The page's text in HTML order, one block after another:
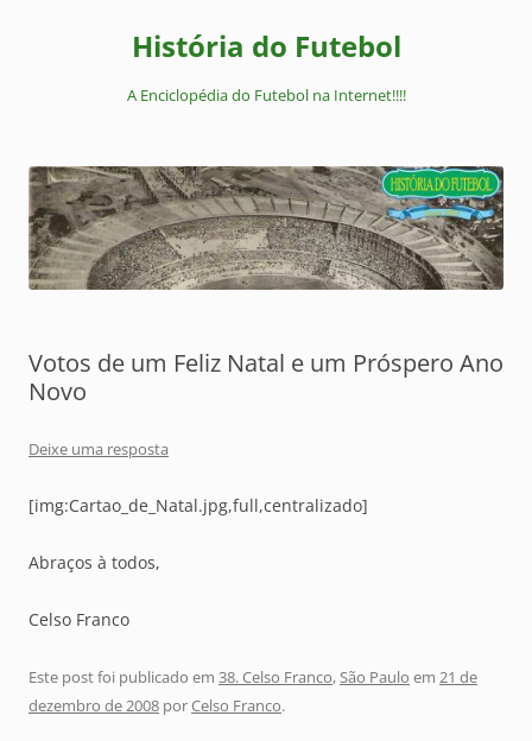
História do Futebol
A Enciclopédia do Futebol na Internet!!!!
Votos de um Feliz Natal e um Próspero Ano
Novo
Deixe uma resposta
[img:Cartao_de_Natal.jpg,full,centralizado]
Abraços à todos,
Celso Franco
Este post foi publicado em 38. Celso Franco,São Paulo em 21 de
dezembro de 2008 porCelso Franco.